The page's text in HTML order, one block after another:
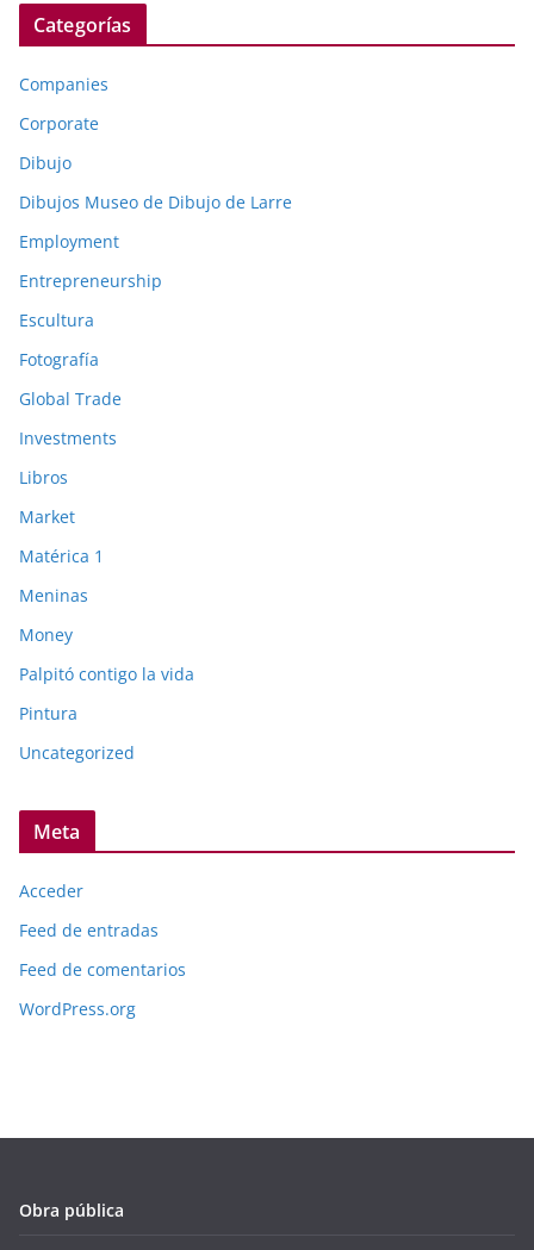
Categorías
Companies
Corporate
Dibujo
Dibujos Museo de Dibujo de Larre
Employment
Entrepreneurship
Escultura
Fotografía
Global Trade
Investments
Libros
Market
Matérica 1
Meninas
Money
Palpitó contigo la vida
Pintura
Uncategorized
Meta
Acceder
Feed de entradas
Feed de comentarios
WordPress.org
Obra pública